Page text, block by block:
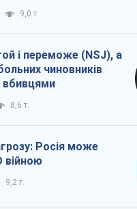
9,0 т.
і переможе (NSJ), а
чиновників
8,6 т.
Росія може
війною
9,2 т.